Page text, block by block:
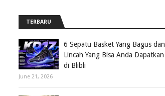
TERBARU
6 Sepatu Basket Yang Bagus dan
Lincah Yang Bisa Anda Dapatkan
di Blibli
June 21, 2026